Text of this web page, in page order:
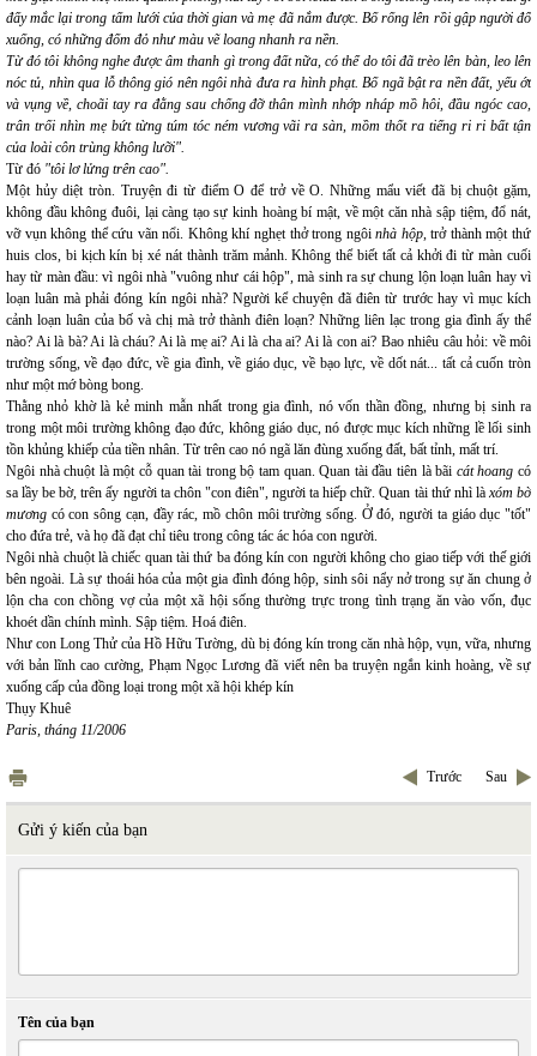
đấy mắc lại trong tấm lưới của thời gian và mẹ đã nắm được. Bố rống lên rồi gập người đổ
xuống, có những đốm đỏ như màu vẽ loang nhanh ra nền.
Từ đó tôi không nghe được âm thanh gì trong đất nữa, có thể do tôi đã trèo lên bàn, leo lên
nóc tủ, nhìn qua lỗ thông gió nên ngôi nhà đưa ra hình phạt. Bố ngã bật ra nền đất, yếu ớt
và vụng về, choãi tay ra đằng sau chống đỡ thân mình nhớp nháp mồ hôi, đầu ngóc cao,
trân trối nhìn mẹ bứt từng túm tóc ném vương vãi ra sàn, mồm thốt ra tiếng ri ri bất tận
của loài côn trùng không lưỡi".
Từ đó "tôi lơ lửng trên cao".
Một hủy diệt tròn. Truyện đi từ điểm O để trở về O. Những mẩu viết đã bị chuột gặm,
không đầu không đuôi, lại càng tạo sự kinh hoàng bí mật, về một căn nhà sập tiệm, đổ nát,
vỡ vụn không thể cứu vãn nổi. Không khí nghẹt thở trong ngôinhà hộp, trở thành một thứ
huis clos, bi kịch kín bị xé nát thành trăm mảnh. Không thể biết tất cả khởi đi từ màn cuối
hay từ màn đầu: vì ngôi nhà "vuông như cái hộp", mà sinh ra sự chung lộn loạn luân hay vì
loạn luân mà phải đóng kín ngôi nhà? Người kể chuyện đã điên từ trước hay vì mục kích
cảnh loạn luân của bố và chị mà trở thành điên loạn? Những liên lạc trong gia đình ấy thế
nào? Ai là bà? Ai là cháu? Ai là mẹ ai? Ai là cha ai? Ai là con ai? Bao nhiêu câu hỏi: về môi
trường sống, về đạo đức, về gia đình, về giáo dục, về bạo lực, về dốt nát... tất cả cuốn tròn
như một mớ bòng bong.
Thằng nhỏ khờ là kẻ minh mẫn nhất trong gia đình, nó vốn thần đồng, nhưng bị sinh ra
trong một môi trường không đạo đức, không giáo dục, nó được mục kích những lề lối sinh
tồn khủng khiếp của tiền nhân. Từ trên cao nó ngã lăn đùng xuống đất, bất tỉnh, mất trí.
Ngôi nhà chuột là một cỗ quan tài trong bộ tam quan. Quan tài đầu tiên là bãi cát hoang có
sa lầy be bờ, trên ấy người ta chôn "con điên", người ta hiếp chữ. Quan tài thứ nhì là xóm bờ
mương có con sông cạn, đầy rác, mồ chôn môi trường sống. Ở đó, người ta giáo dục "tốt"
cho đứa trẻ, và họ đã đạt chỉ tiêu trong công tác ác hóa con người.
Ngôi nhà chuột là chiếc quan tài thứ ba đóng kín con người không cho giao tiếp với thế giới
bên ngoài. Là sự thoái hóa của một gia đình đóng hộp, sinh sôi nẩy nở trong sự ăn chung ở
lộn cha con chồng vợ của một xã hội sống thường trực trong tình trạng ăn vào vốn, đục
khoét dần chính mình. Sập tiệm. Hoá điên.
Như con Long Thử của Hồ Hữu Tường, dù bị đóng kín trong căn nhà hộp, vụn, vữa, nhưng
với bản lĩnh cao cường, Phạm Ngọc Lương đã viết nên ba truyện ngắn kinh hoàng, về sự
xuống cấp của đồng loại trong một xã hội khép kín
Thụy Khuê
Paris, tháng 11/2006
Trước Sau
Gửi ý kiến của bạn
Tên của bạn